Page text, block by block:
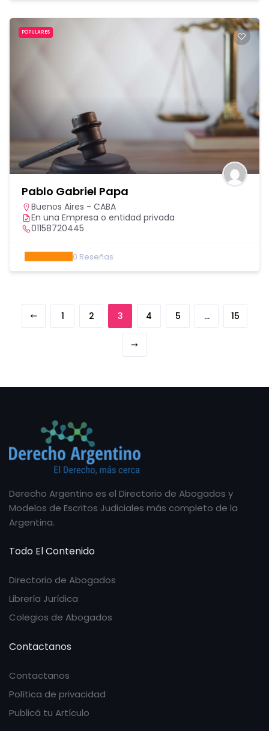
POPULARES
Pablo Gabriel Papa
Buenos Aires - CABA
En una Empresa o entidad privada
01158720445
0 Reseñas
1 2 3 4 5 … 15
Derecho Argentino es el Directorio de Abogados y
Modelos de Escritos Judiciales más completo de la
Argentina.
Todo El Contenido
Directorio de Abogados
Librería Jurídica
Colegios de Abogados
Contactanos
Contactanos
Política de privacidad
Publicá tu Artículo